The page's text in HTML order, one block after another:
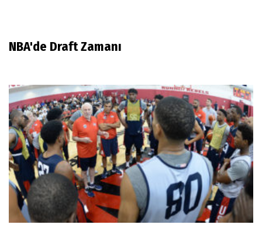
NBA'de Draft Zamanı